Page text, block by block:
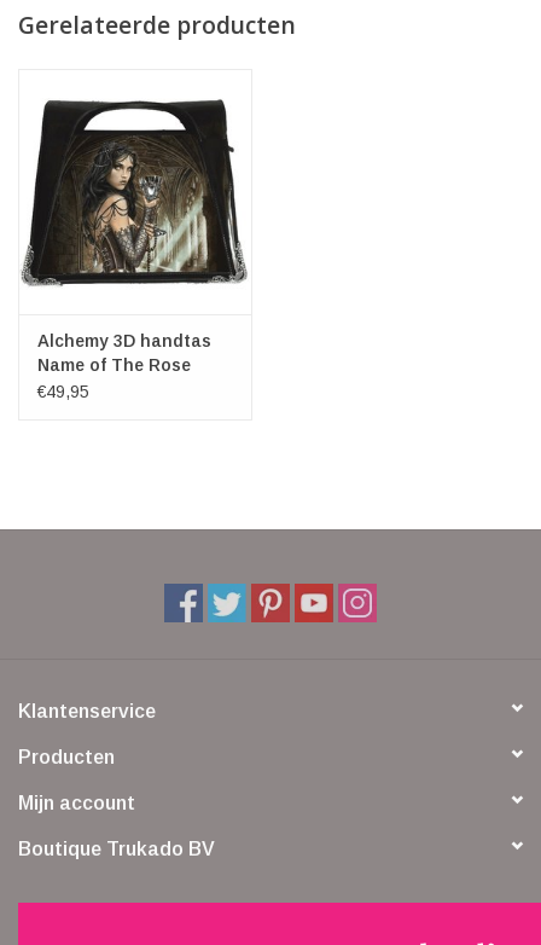
Gerelateerde producten
Alchemy 3D handtas
Name of The Rose
€49,95
Klantenservice
Producten
Mijn account
Boutique Trukado BV